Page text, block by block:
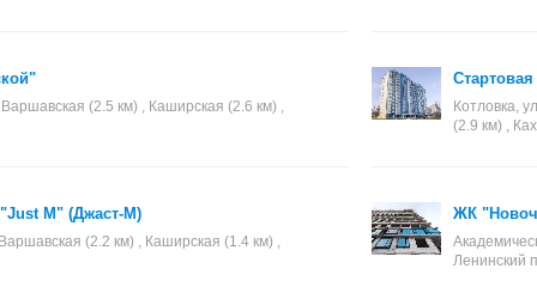
(2.5 км) , Каширская (2.6 км) ,
M" (Джаст-М)
(2.2 км) , Каширская (1.4 км) ,
Котловка,
(2.9 км) ,
ЖК
Ленинский